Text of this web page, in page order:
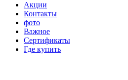
Акции
Контакты
фото
Важное
Сертификаты
Где купить